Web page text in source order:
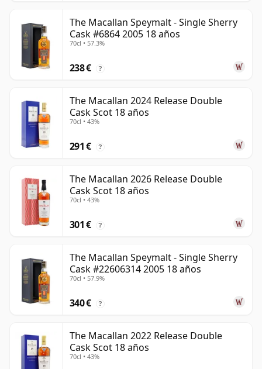
The Macallan Speymalt - Single Sherry
Cask #6864 2005 18 años
70cl • 57.3%
238 € ?
The Macallan 2024 Release Double
Cask Scot 18 años
70cl • 43%
291 € ?
The Macallan 2026 Release Double
Cask Scot 18 años
70cl • 43%
301 € ?
The Macallan Speymalt - Single Sherry
Cask #22606314 2005 18 años
70cl • 57.9%
340 € ?
The Macallan 2022 Release Double
Cask Scot 18 años
70cl • 43%